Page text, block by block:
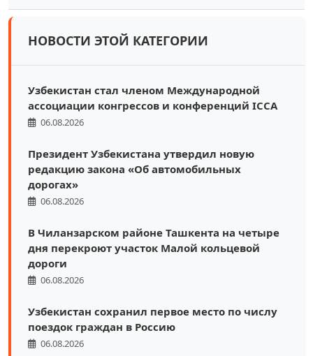
НОВОСТИ ЭТОЙ КАТЕГОРИИ
Узбекистан стал членом Международной
ассоциации конгрессов и конференций ICCA
06.08.2026
Президент Узбекистана утвердил новую
редакцию закона «Об автомобильных
дорогах»
06.08.2026
В Чиланзарском районе Ташкента на четыре
дня перекроют участок Малой кольцевой
дороги
06.08.2026
Узбекистан сохранил первое место по числу
поездок граждан в Россию
06.08.2026